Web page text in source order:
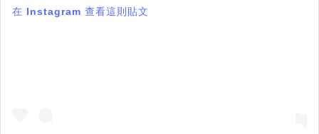
在 Instagram 查看這則貼文